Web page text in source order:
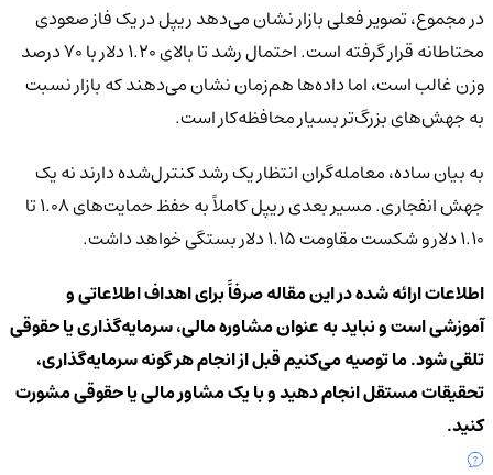
در مجموع، تصویر فعلی بازار نشان می‌دهد ریپل در یک فاز صعودی
محتاطانه قرار گرفته است. احتمال رشد تا بالای 1.20 دلار با 70 درصد
وزن غالب است، اما داده‌ها هم‌زمان نشان می‌دهند که بازار نسبت
به جهش‌های بزرگ‌تر بسیار محافظه‌کار است.
به بیان ساده، معامله‌گران انتظار یک رشد کنترل‌شده دارند نه یک
جهش انفجاری. مسیر بعدی ریپل کاملاً به حفظ حمایت‌های 1.08 تا
1.10 دلار و شکست مقاومت 1.15 دلار بستگی خواهد داشت.
اطلاعات ارائه شده در این مقاله صرفاً برای اهداف اطلاعاتی و
آموزشی است و نباید به عنوان مشاوره مالی، سرمایه‌گذاری یا حقوقی
تلقی شود. ما توصیه می‌کنیم قبل از انجام هر گونه سرمایه‌گذاری،
تحقیقات مستقل انجام دهید و با یک مشاور مالی یا حقوقی مشورت
کنید.